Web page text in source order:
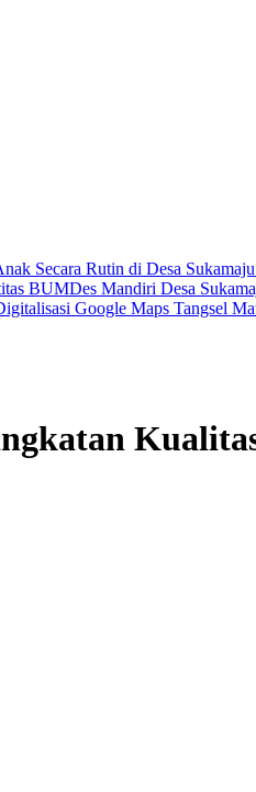
Secara Rutin di Desa Sukamaju
BUMDes Mandiri Desa
Google Maps Tangsel